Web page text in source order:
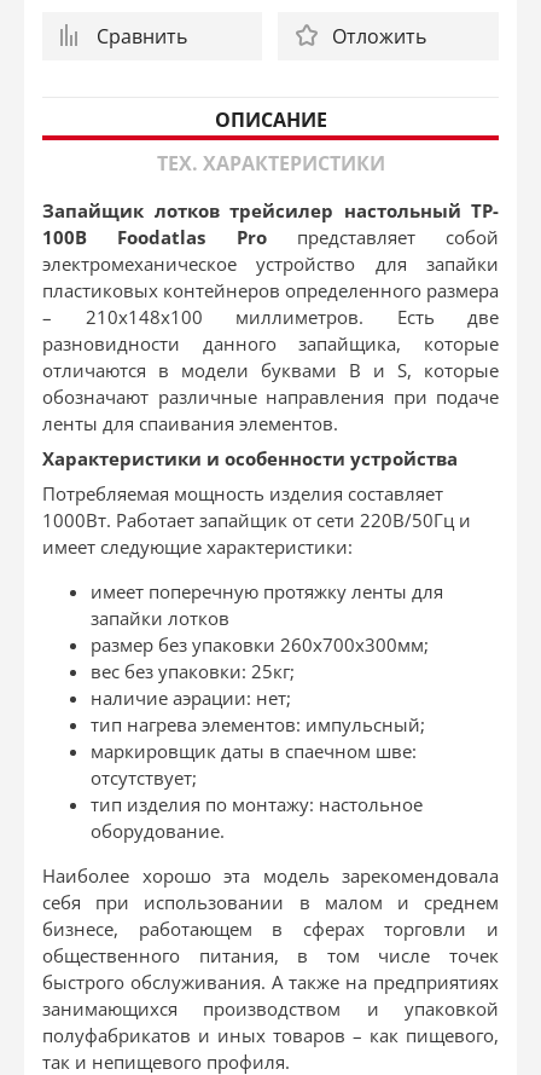
Сравнить Отложить
ОПИСАНИЕ
ТЕХ. ХАРАКТЕРИСТИКИ
Запайщик лотков трейсилер настольный TP-
100B Foodatlas Proпредставляет собой
электромеханическое устройство для запайки
пластиковых контейнеров определенного размера
– 210х148х100 миллиметров. Есть две
разновидности данного запайщика, которые
отличаются в модели буквами B и S, которые
обозначают различные направления при подаче
ленты для спаивания элементов.
Характеристики и особенности устройства
Потребляемая мощность изделия составляет
1000Вт. Работает запайщик от сети 220В/50Гц и
имеет следующие характеристики:
имеет поперечную протяжку ленты для
запайки лотков
размер без упаковки 260х700х300мм;
вес без упаковки: 25кг;
наличие аэрации: нет;
тип нагрева элементов: импульсный;
маркировщик даты в спаечном шве:
отсутствует;
тип изделия по монтажу: настольное
оборудование.
Наиболее хорошо эта модель зарекомендовала
себя при использовании в малом и среднем
бизнесе, работающем в сферах торговли и
общественного питания, в том числе точек
быстрого обслуживания. А также на предприятиях
занимающихся производством и упаковкой
полуфабрикатов и иных товаров – как пищевого,
так и непищевого профиля.